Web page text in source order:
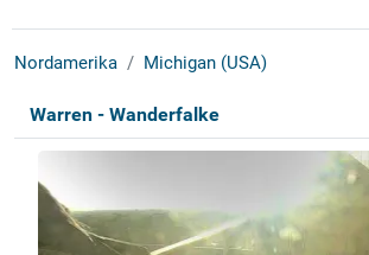
Nordamerika Michigan (USA)
Warren - Wanderfalke